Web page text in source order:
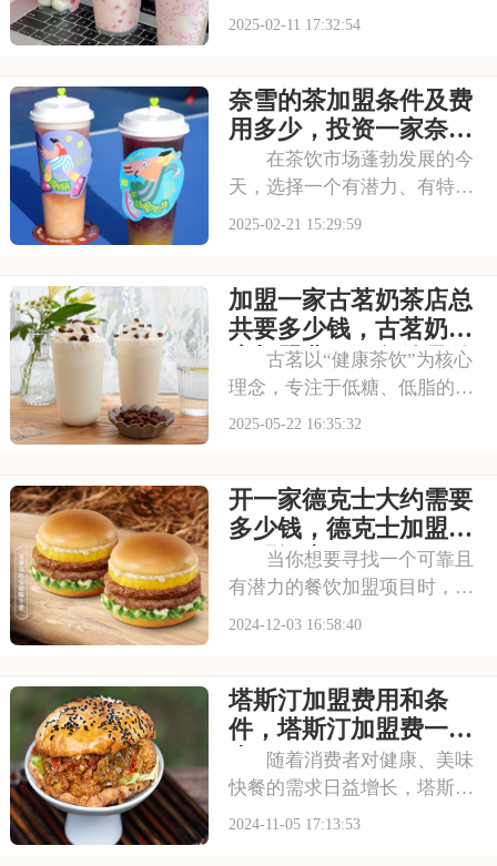
样，口味丰富，深受消费者喜
那么加盟喜茶或许能帮到你，
它会为你提供一站式的加盟服
务，让你轻松开店，无忧
2025-02-11 17:32:54
奈雪的茶加盟条件及费
用多少，投资一家奈雪
的茶总费用是多少
在茶饮市场蓬勃发展的今
天，选择一个有潜力、有特色
的品牌至关重要。加盟奈雪的
起共创茶饮事业的辉煌成就。
本文将为你揭秘奈雪的茶加盟
条件及费用多少，投
2025-02-21 15:29:59
加盟一家古茗奶茶店总
共要多少钱，古茗奶茶
店加盟费用及条件是什
么
古茗以“健康茶饮”为核心
理念，专注于低糖、低脂的饮
品配方设计，迎合了当代消费
品类，凭借独特的口感和优质
原料，赢得了广泛的市场认
可。请看下面是有关
2025-05-22 16:35:32
开一家德克士大约需要
多少钱，德克士加盟费
用明细表
当你想要寻找一个可靠且
有潜力的餐饮加盟项目时，德
克士无疑是一个值得期待的选
强大的品牌影响力，为创业者
提供了全方位的支持。在这
里，你可以将自己的创
2024-12-03 16:58:40
塔斯汀加盟费用和条
件，塔斯汀加盟费一览
随着消费者对健康、美味
快餐的需求日益增长，塔斯汀
以其高品质的手工汉堡和多样
2024-11-05 17:13:53